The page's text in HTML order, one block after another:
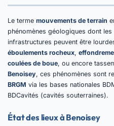
Le terme mouvements de terrain
phénomènes géologiques dont
infrastructures peuvent être
éboulements rocheux,
coulées de boue, ou encore
Benoisey, ces phénomènes sont
BRGM via les bases nationales
BDCavités (cavités souterraines).
État des lieux à Benoisey